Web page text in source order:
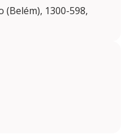
(Belém), 1300-598,